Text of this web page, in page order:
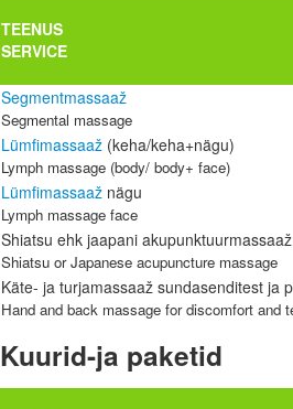
TEENUS
SERVICE
Segmentmassaaž
Segmental massage
Lümfimassaaž (keha/keha+nägu)
Lymph massage (body/ body+ face)
Lümfimassaaž nägu
Lymph massage face
Shiatsu ehk jaapani akupunktuurmassaaž
Shiatsu or Japanese acupuncture massage
Käte- ja turjamassaaž sundasenditest ja
Hand and back massage for discomfort and
Kuurid-ja paketid